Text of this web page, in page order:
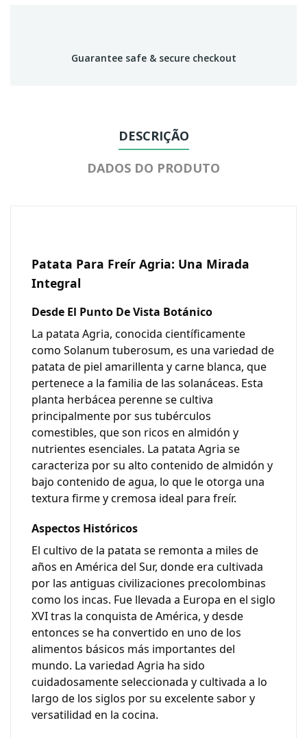
Guarantee safe & secure checkout
DESCRIÇÃO
DADOS DO PRODUTO
Patata Para Freír Agria: Una Mirada
Integral
Desde El Punto De Vista Botánico
La patata Agria, conocida científicamente
como Solanum tuberosum, es una variedad de
patata de piel amarillenta y carne blanca, que
pertenece a la familia de las solanáceas. Esta
planta herbácea perenne se cultiva
principalmente por sus tubérculos
comestibles, que son ricos en almidón y
nutrientes esenciales. La patata Agria se
caracteriza por su alto contenido de almidón y
bajo contenido de agua, lo que le otorga una
textura firme y cremosa ideal para freír.
Aspectos Históricos
El cultivo de la patata se remonta a miles de
años en América del Sur, donde era cultivada
por las antiguas civilizaciones precolombinas
como los incas. Fue llevada a Europa en el siglo
XVI tras la conquista de América, y desde
entonces se ha convertido en uno de los
alimentos básicos más importantes del
mundo. La variedad Agria ha sido
cuidadosamente seleccionada y cultivada a lo
largo de los siglos por su excelente sabor y
versatilidad en la cocina.